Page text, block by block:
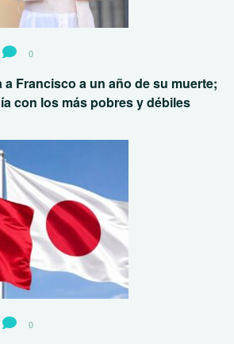
0
a Francisco a un año de su muerte;
con los más pobres y débiles
0